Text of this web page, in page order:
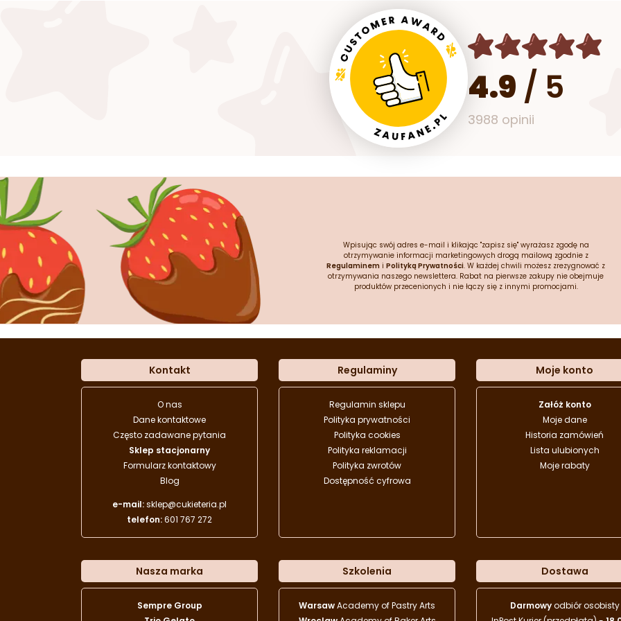
4.9 / 5
3988 opinii
Wpisując swój adres e-mail i klikając "zapisz się" wyrażasz zgodę na
otrzymywanie informacji marketingowych drogą mailową zgodnie z
Regulaminem i Polityką Prywatności. W każdej chwili możesz zrezygnować z
otrzymywania naszego newslettera. Rabat na pierwsze zakupy nie obejmuje
produktów przecenionych i nie łączy się z innymi promocjami.
Kontakt
O nas
Dane kontaktowe
Często zadawane pytania
Sklep stacjonarny
Formularz kontaktowy
Blog
e-mail:sklep@cukieteria.pl
telefon:601 767 272
Regulaminy
Regulamin sklepu
Polityka prywatności
Polityka cookies
Polityka reklamacji
Polityka zwrotów
Dostępność cyfrowa
Moje konto
Załóż konto
Moje dane
Historia zamówień
Lista ulubionych
Moje rabaty
Nasza marka
Sempre Group
Szkolenia
WarsawAcademy of Pastry Arts
Dostawa
Darmowyodbiór osobisty